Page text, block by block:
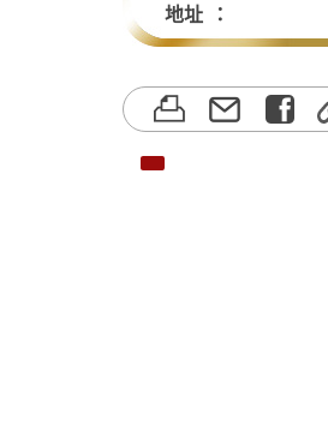
地址 ：